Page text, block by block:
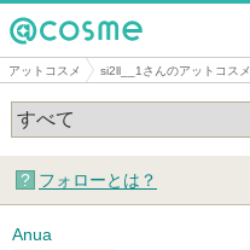
@cosme
アットコスメ si2ll__1さんのアットコスメ
フォローとは？
Anua